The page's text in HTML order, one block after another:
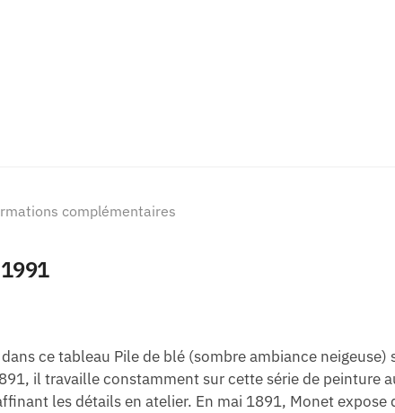
complémentaires
ce tableau Pile de blé (sombre ambiance neigeuse)
il travaille constamment sur cette série de peinture
les détails en atelier. En mai 1891, Monet expose